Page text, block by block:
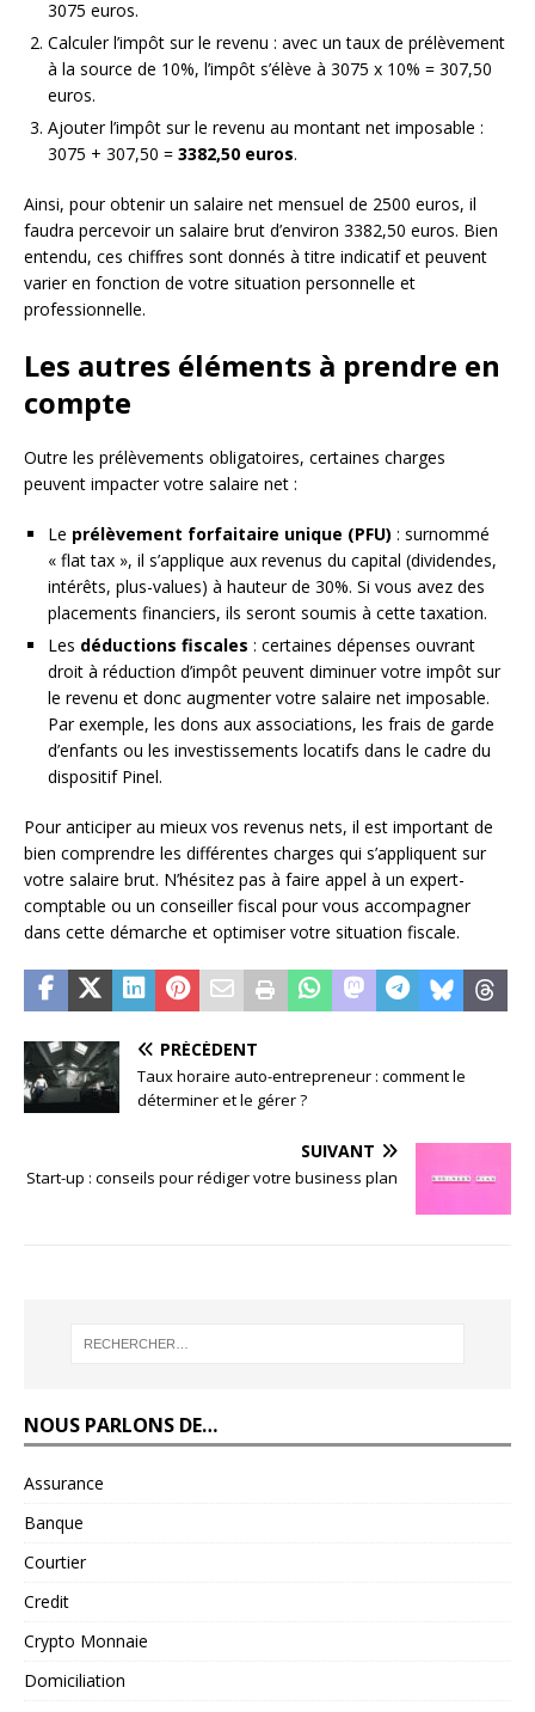
3075 euros.
Calculer l’impôt sur le revenu : avec un taux de prélèvement
à la source de 10%, l’impôt s’élève à 3075 x 10% = 307,50
euros.
Ajouter l’impôt sur le revenu au montant net imposable :
3075 + 307,50 = 3382,50 euros.
Ainsi, pour obtenir un salaire net mensuel de 2500 euros, il
faudra percevoir un salaire brut d’environ 3382,50 euros. Bien
entendu, ces chiffres sont donnés à titre indicatif et peuvent
varier en fonction de votre situation personnelle et
professionnelle.
Les autres éléments à prendre en
compte
Outre les prélèvements obligatoires, certaines charges
peuvent impacter votre salaire net :
Le prélèvement forfaitaire unique (PFU) : surnommé
« flat tax », il s’applique aux revenus du capital (dividendes,
intérêts, plus-values) à hauteur de 30%. Si vous avez des
placements financiers, ils seront soumis à cette taxation.
Les déductions fiscales : certaines dépenses ouvrant
droit à réduction d’impôt peuvent diminuer votre impôt sur
le revenu et donc augmenter votre salaire net imposable.
Par exemple, les dons aux associations, les frais de garde
d’enfants ou les investissements locatifs dans le cadre du
dispositif Pinel.
Pour anticiper au mieux vos revenus nets, il est important de
bien comprendre les différentes charges qui s’appliquent sur
votre salaire brut. N’hésitez pas à faire appel à un expert-
comptable ou un conseiller fiscal pour vous accompagner
dans cette démarche et optimiser votre situation fiscale.
PRÉCÉDENT
Taux horaire auto-entrepreneur : comment le
déterminer et le gérer ?
SUIVANT
Start-up : conseils pour rédiger votre business plan
NOUS PARLONS DE…
Assurance
Banque
Courtier
Credit
Crypto Monnaie
Domiciliation